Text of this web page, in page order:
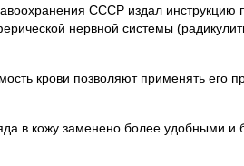
СССР издал инструкцию
нервной системы
крови позволяют применять его
в кожу заменено более удобными и